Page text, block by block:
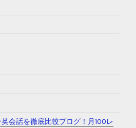
英会話を徹底比較ブログ！月100レ